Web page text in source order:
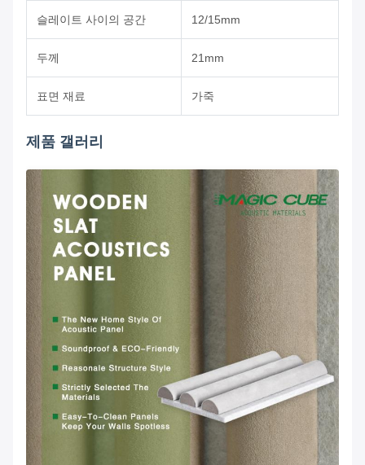
슬레이트 사이의 공간 12/15mm
두께 21mm
표면 재료 가죽
제품 갤러리